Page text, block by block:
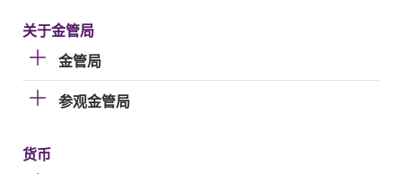
关于金管局
金管局
参观金管局
货币